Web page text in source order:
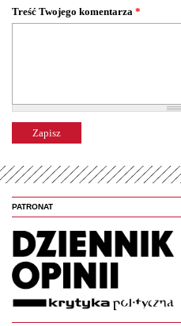
y
Treść Twojego komentarza *
PATRONAT